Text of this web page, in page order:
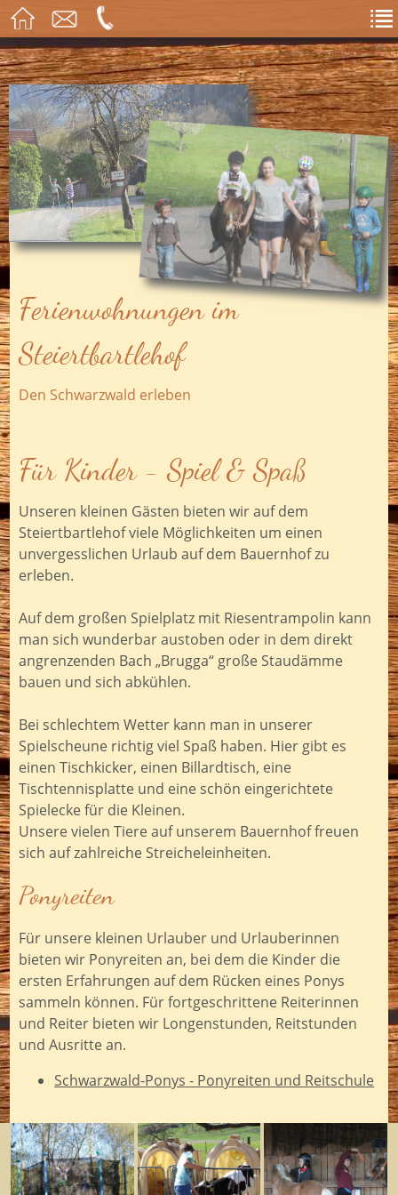
Ferienwohnungen im
Steiertbartlehof
Den Schwarzwald erleben
Für Kinder - Spiel & Spaß
Unseren kleinen Gästen bieten wir auf dem
Steiertbartlehof viele Möglichkeiten um einen
unvergesslichen Urlaub auf dem Bauernhof zu
erleben.
Auf dem großen Spielplatz mit Riesentrampolin kann
man sich wunderbar austoben oder in dem direkt
angrenzenden Bach „Brugga“ große Staudämme
bauen und sich abkühlen.
Bei schlechtem Wetter kann man in unserer
Spielscheune richtig viel Spaß haben. Hier gibt es
einen Tischkicker, einen Billardtisch, eine
Tischtennisplatte und eine schön eingerichtete
Spielecke für die Kleinen.
Unsere vielen Tiere auf unserem Bauernhof freuen
sich auf zahlreiche Streicheleinheiten.
Ponyreiten
Für unsere kleinen Urlauber und Urlauberinnen
bieten wir Ponyreiten an, bei dem die Kinder die
ersten Erfahrungen auf dem Rücken eines Ponys
sammeln können. Für fortgeschrittene Reiterinnen
und Reiter bieten wir Longenstunden, Reitstunden
und Ausritte an.
Schwarzwald-Ponys - Ponyreiten und Reitschule